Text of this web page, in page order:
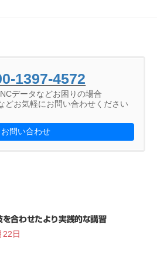
1397-4572
データなどお困りの場合
どお気軽にお問い合わせください
お問い合わせ
を合わせたより実践的な講習
22日